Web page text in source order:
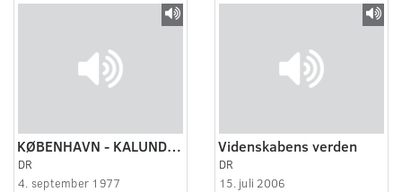
KØBENHAVN - KALUNDBORG, 1:4
DR
4. september 1977
Videnskabens verden
DR
15. juli 2006